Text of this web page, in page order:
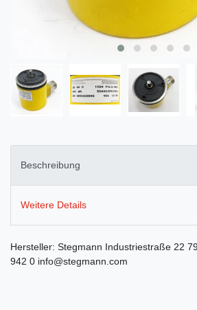
Beschreibung
Weitere Details
Hersteller: Stegmann Industriestraße 22
942 0 info@stegmann.com